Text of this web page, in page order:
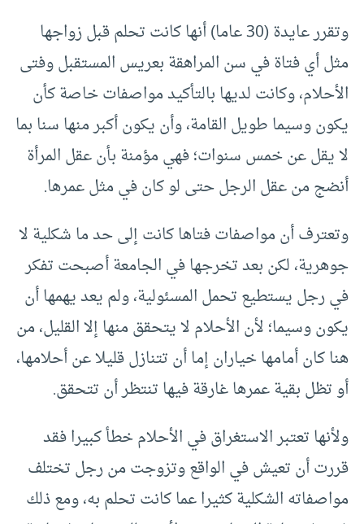
وتقرر عايدة (30 عاما) أنها كانت تحلم قبل زواجها
مثل أي فتاة في سن المراهقة بعريس المستقبل وفتى
الأحلام، وكانت لديها بالتأكيد مواصفات خاصة كأن
يكون وسيما طويل القامة، وأن يكون أكبر منها سنا بما
لا يقل عن خمس سنوات؛ فهي مؤمنة بأن عقل المرأة
أنضج من عقل الرجل حتى لو كان في مثل عمرها.
وتعترف أن مواصفات فتاها كانت إلى حد ما شكلية لا
جوهرية، لكن بعد تخرجها في الجامعة أصبحت تفكر
في رجل يستطيع تحمل المسئولية، ولم يعد يهمها أن
يكون وسيما؛ لأن الأحلام لا يتحقق منها إلا القليل، من
هنا كان أمامها خياران إما أن تتنازل قليلا عن أحلامها،
أو تظل بقية عمرها غارقة فيها تنتظر أن تتحقق.
ولأنها تعتبر الاستغراق في الأحلام خطأ كبيرا فقد
قررت أن تعيش في الواقع وتزوجت من رجل تختلف
مواصفاته الشكلية كثيرا عما كانت تحلم به، ومع ذلك